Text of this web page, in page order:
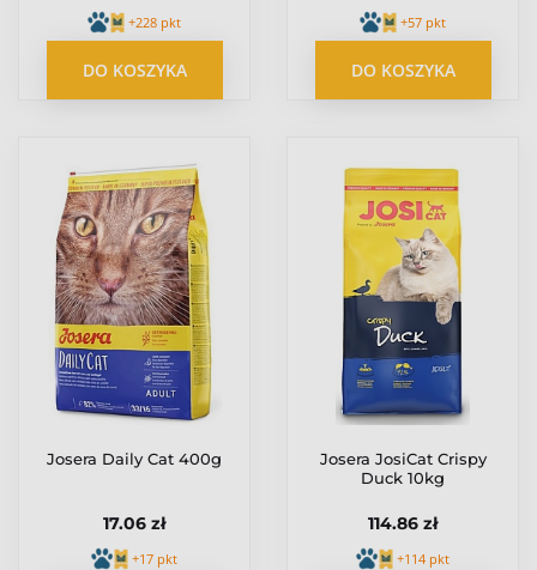
+228 pkt
DO KOSZYKA
+57 pkt
DO KOSZYKA
Josera Daily Cat 400g
17.06 zł
+17 pkt
Josera JosiCat Crispy
Duck 10kg
114.86 zł
+114 pkt